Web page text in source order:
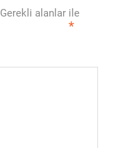
Gerekli alanlar
*
ile